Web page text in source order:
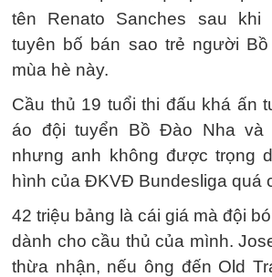
tên Renato Sanches sau khi
tuyên bố bán sao trẻ người
mùa hè này.
Cầu thủ 19 tuổi thi đấu khá ấn
áo đội tuyển Bồ Đào Nha và
nhưng anh không được trọng
hình của ĐKVĐ Bundesliga quá
42 triệu bảng là cái giá mà đội
dành cho cầu thủ của mình.
thừa nhận, nếu ông đến Old